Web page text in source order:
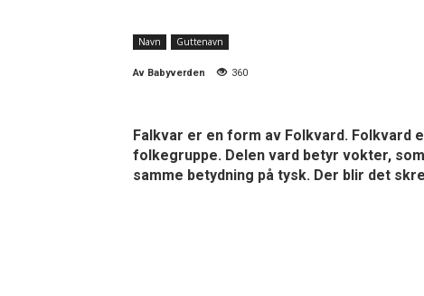
Navn Guttenavn
Av Babyverden 360
Falkvar er en form av Folkvard. Folkvard
folkegruppe. Delen vard betyr vokter,
samme betydning på tysk. Der blir det